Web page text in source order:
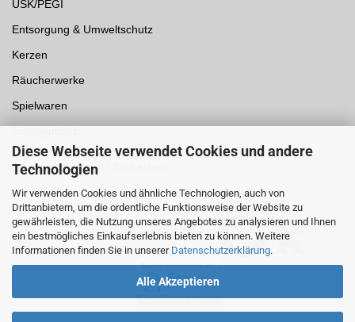
Diese Webseite verwendet Cookies und andere
Technologien
Wir verwenden Cookies und ähnliche Technologien, auch von
Drittanbietern, um die ordentliche Funktionsweise der Website zu
gewährleisten, die Nutzung unseres Angebotes zu analysieren und Ihnen
ein bestmögliches Einkaufserlebnis bieten zu können. Weitere
Informationen finden Sie in unserer Datenschutzerklärung.
Alle Akzeptieren
USK/PEGI
Entsorgung & Umweltschutz
Kerzen
Räucherwerke
Spielwaren
Auszeichnungen /